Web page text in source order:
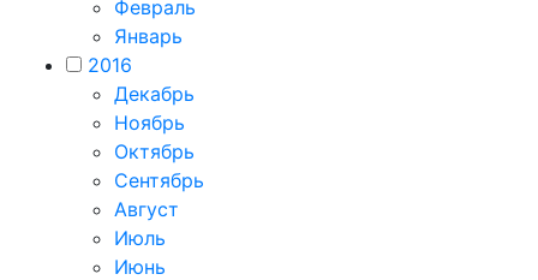
Февраль
Январь
2016
Декабрь
Ноябрь
Октябрь
Сентябрь
Август
Июль
Июнь